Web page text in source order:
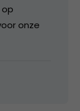
onze